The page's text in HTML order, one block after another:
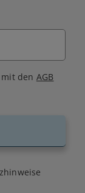
den AGB